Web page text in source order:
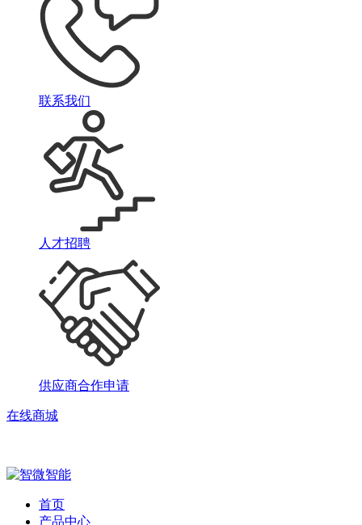
联系我们
人才招聘
供应商合作申请
在线商城
首页
产品中心